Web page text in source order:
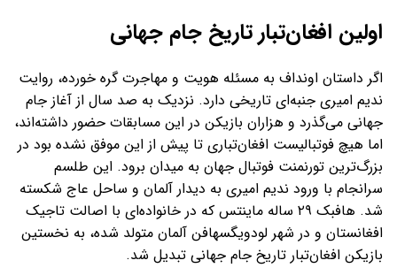
اولین افغان‌تبار تاریخ جام جهانی
اگر داستان اونداف به مسئله هویت و مهاجرت گره خورده، روایت
ندیم امیری جنبه‌ای تاریخی دارد. نزدیک به صد سال از آغاز جام
جهانی می‌گذرد و هزاران بازیکن در این مسابقات حضور داشته‌اند،
اما هیچ فوتبالیست افغان‌تباری تا پیش از این موفق نشده بود در
بزرگ‌ترین تورنمنت فوتبال جهان به میدان برود. این طلسم
سرانجام با ورود ندیم امیری به دیدار آلمان و ساحل عاج شکسته
شد. هافبک ۲۹ ساله ماینتس که در خانواده‌ای با اصالت تاجیک
افغانستان و در شهر لودویگسهافن آلمان متولد شده، به نخستین
بازیکن افغان‌تبار تاریخ جام جهانی تبدیل شد.